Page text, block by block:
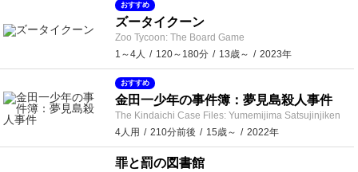
おすすめ
ズータイクーン
Zoo Tycoon: The Board Game
1～4人
120～180分 13歳～ 2023年
おすすめ
金田一少年の事件簿：夢見島殺人事件
The Kindaichi Case Files: Yumemijima Satsujinjiken
4人用
210分前後 15歳～ 2022年
罪と罰の図書館